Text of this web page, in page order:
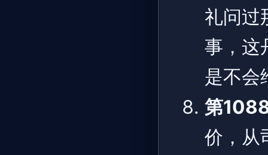
礼问过
事，这
是不会
第
价，从